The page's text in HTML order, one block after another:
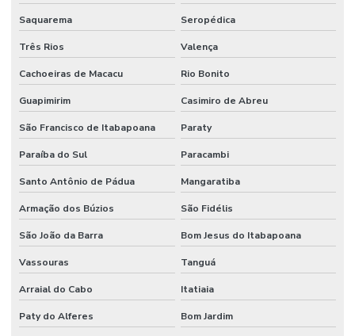
Saquarema Seropédica
Três Rios Valença
Cachoeiras de Macacu Rio Bonito
Guapimirim Casimiro de Abreu
São Francisco de Itabapoana Paraty
Paraíba do Sul Paracambi
Santo Antônio de Pádua Mangaratiba
Armação dos Búzios São Fidélis
São João da Barra Bom Jesus do Itabapoana
Vassouras Tanguá
Arraial do Cabo Itatiaia
Paty do Alferes Bom Jardim